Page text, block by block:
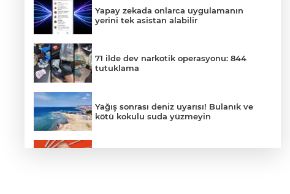
Yapay zekada onlarca uygulamanın
yerini tek asistan alabilir
71 ilde dev narkotik operasyonu: 844
tutuklama
Yağış sonrası deniz uyarısı! Bulanık ve
kötü kokulu suda yüzmeyin